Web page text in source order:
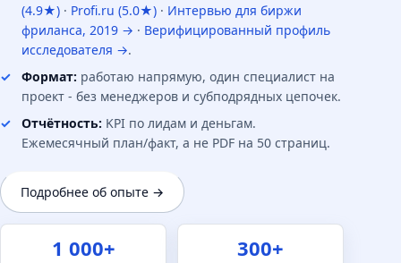
(4.9★) · Profi.ru (5.0★) · Интервью для биржи
фриланса, 2019 → · Верифицированный профиль
исследователя →.
Формат: работаю напрямую, один специалист на
проект - без менеджеров и субподрядных цепочек.
Отчётность: KPI по лидам и деньгам.
Ежемесячный план/факт, а не PDF на 50 страниц.
Подробнее об опыте →
1 000+ 300+